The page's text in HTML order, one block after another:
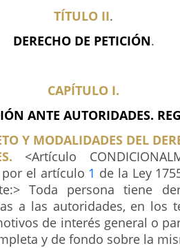
TÍTULO II.
DERECHO DE PETICIÓN.
CAPÍTULO I.
ANTE AUTORIDADES.
Y MODALIDADES DEL
<Artículo
el artículo 1 de la Ley
Toda persona tiene
a las autoridades, en los
de interés general o
y de fondo sobre la